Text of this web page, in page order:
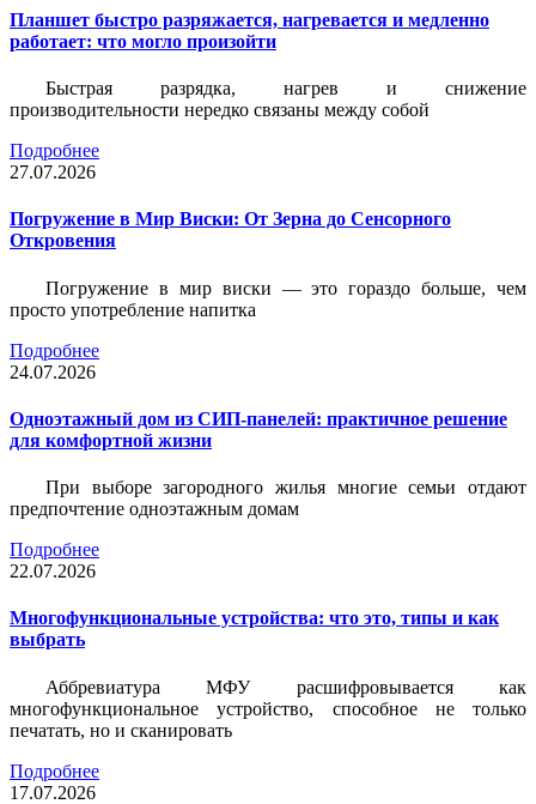
Планшет быстро разряжается, нагревается и медленно
работает: что могло произойти
Быстрая разрядка, нагрев и снижение
производительности нередко связаны между собой
Подробнее
27.07.2026
Погружение в Мир Виски: От Зерна до Сенсорного
Откровения
Погружение в мир виски — это гораздо больше, чем
просто употребление напитка
Подробнее
24.07.2026
Одноэтажный дом из СИП-панелей: практичное решение
для комфортной жизни
При выборе загородного жилья многие семьи отдают
предпочтение одноэтажным домам
Подробнее
22.07.2026
Многофункциональные устройства: что это, типы и как
выбрать
Аббревиатура МФУ расшифровывается как
многофункциональное устройство, способное не только
печатать, но и сканировать
Подробнее
17.07.2026